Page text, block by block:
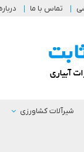
تماس با ما
شیرآلات کشاورزی